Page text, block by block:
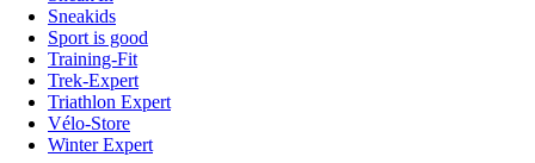
Sneakids
Sport is good
Training-Fit
Trek-Expert
Triathlon Expert
Vélo-Store
Winter Expert